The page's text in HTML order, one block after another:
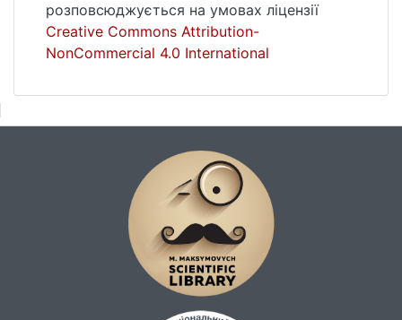
розповсюджується на умовах ліцензії
Creative Commons Attribution-
NonCommercial 4.0 International